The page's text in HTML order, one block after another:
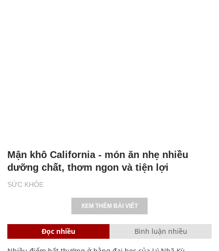
SỨC KHỎE
Mận khô California - món ăn nhẹ nhiều
dưỡng chất, thơm ngon và tiện lợi
XEM THÊM BÀI VIẾT
Đọc nhiều Bình luận nhiều